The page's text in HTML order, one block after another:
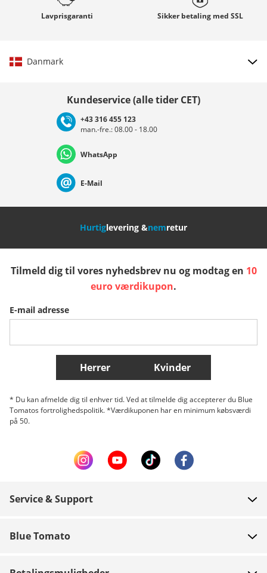
Lavprisgaranti Sikker betaling med SSL
Danmark
Deutschland Österreich
Nederland Italia (Italiano) Italien (Deutsch)
Slovenija
Belgique (Français) Danmark Norge
Flere lande
Kundeservice (alle tider CET)
+43 316 455 123
man.-fre.: 08.00 - 18.00
WhatsApp
E-Mail
Hurtiglevering &nemretur
Tilmeld dig til vores nyhedsbrev nu og modtag en 10
euro værdikupon.
E-mail adresse
Herrer Kvinder
* Du kan afmelde dig til enhver tid. Ved at tilmelde dig accepterer du Blue
Tomatos fortrolighedspolitik. *Værdikuponen har en minimum købsværdi
på 50.
Service & Support
Betaling
Blue Tomato